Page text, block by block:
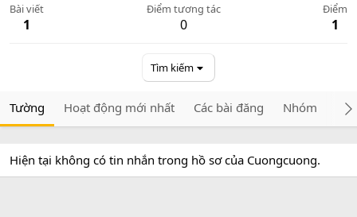
Bài viết
1
Điểm tương tác
0
Điểm
1
Tìm kiếm
Tường Hoạt động mới nhất Các bài đăng Nhóm
Hiện tại không có tin nhắn trong hồ sơ của Cuongcuong.